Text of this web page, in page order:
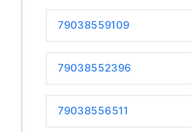
79038559109
79038552396
79038556511